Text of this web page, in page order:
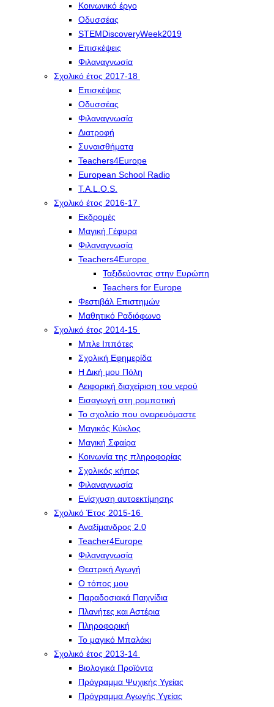
Κοινωνικό έργο
Οδυσσέας
STEMDiscoveryWeek2019
Επισκέψεις
Φιλαναγνωσία
Σχολικό έτος 2017-18
Επισκέψεις
Οδυσσέας
Φιλαναγνωσία
Διατροφή
Συναισθήματα
Teachers4Europe
European School Radio
T.A.L.O.S.
Σχολικό έτος 2016-17
Εκδρομές
Μαγική Γέφυρα
Φιλαναγνωσία
Teachers4Europe
Ταξιδεύοντας στην Ευρώπη
Teachers for Europe
Φεστιβάλ Επιστημών
Μαθητικό Ραδιόφωνο
Σχολικό έτος 2014-15
Μπλε Ιππότες
Σχολική Εφημερίδα
Η Δική μου Πόλη
Αειφορική διαχείριση του νερού
Εισαγωγή στη ρομποτική
Το σχολείο που ονειρευόμαστε
Μαγικός Κύκλος
Μαγική Σφαίρα
Kοινωνία της πληροφορίας
Σχολικός κήπος
Φιλαναγνωσία
Eνίσχυση αυτοεκτίμησης
Σχολικό Έτος 2015-16
Αναξίμανδρος 2.0
Teacher4Europe
Φιλαναγνωσία
Θεατρική Αγωγή
Ο τόπος μου
Παραδοσιακά Παιχνίδια
Πλανήτες και Αστέρια
Πληροφορική
Το μαγικό Μπαλάκι
Σχολικό έτος 2013-14
Βιολογικά Προϊόντα
Πρόγραμμα Ψυχικής Υγείας
Πρόγραμμα Aγωγής Yγείας